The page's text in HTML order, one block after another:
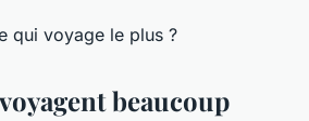
beaucoup